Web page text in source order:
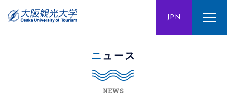
JPN
ENG CHN
ニュース
NEWS